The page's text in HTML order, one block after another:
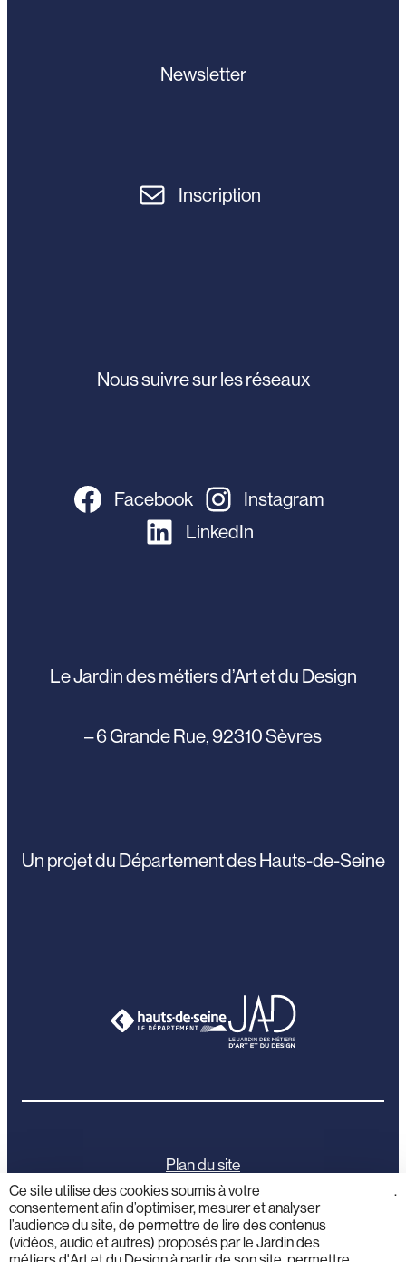
Newsletter
Inscription
Nous suivre sur les réseaux
Facebook
Instagram
LinkedIn
Le Jardin des métiers d’Art et du Design
– 6 Grande Rue, 92310 Sèvres
Un projet du Département des Hauts-de-Seine
Plan du site
Mentions légales
Politique de confidentialité
Ce site utilise des cookies soumis à votre
consentement afin d’optimiser, mesurer et analyser
l’audience du site, de permettre de lire des contenus
(vidéos, audio et autres) proposés par le Jardin des
.